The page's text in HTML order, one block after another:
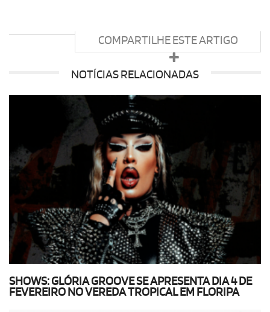
COMPARTILHE ESTE ARTIGO
NOTÍCIAS RELACIONADAS
SHOWS: GLÓRIA GROOVE SE APRESENTA DIA 4 DE
FEVEREIRO NO VEREDA TROPICAL EM FLORIPA